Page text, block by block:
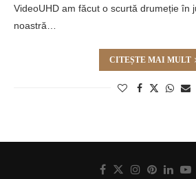
VideoUHD am făcut o scurtă drumeție în
noastră…
CITEȘTE MAI MULT